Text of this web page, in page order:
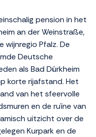
pension in het
an der Weinstraße,
wijnregio Pfalz. De
Deutsche
als Bad Dürkheim
korte rijafstand. Het
van het sfeervolle
en de ruïne van
uitzicht over de
Kurpark en de